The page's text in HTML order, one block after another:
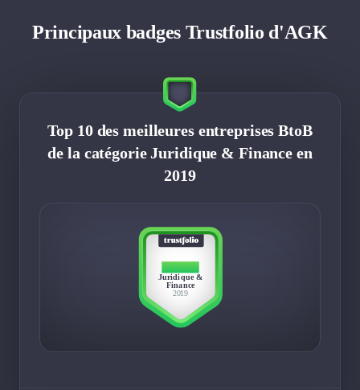
Principaux badges Trustfolio d'AGK
Top 10 des meilleures entreprises BtoB
de la catégorie Juridique & Finance en
2019
TOP 10
Juridique &
Finance
2019